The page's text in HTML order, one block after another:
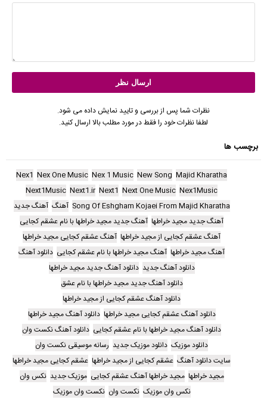
نظرات شما پس از بررسی و تایید نمایش داده می شود.
لطفا نظرات خود را فقط در مورد مطلب بالا ارسال کنید.
برچسب ها
Majid Kharatha
New Song
Nex 1 Music
Nex One Music
Nex1
Nex1Music
Next One Music
Next1
Next1.ir
Next1Music
Song Of Eshgham Kojaei From Majid Kharatha آهنگ آهنگ جدید
آهنگ جدید مجید خراطها آهنگ جدید مجید خراطها با نام عشقم کجایی
آهنگ عشقم کجایی از مجید خراطها آهنگ عشقم کجایی مجید خراطها
آهنگ مجید خراطها آهنگ مجید خراطها با نام عشقم کجایی دانلود آهنگ
دانلود آهنگ جدید دانلود آهنگ جدید مجید خراطها
دانلود آهنگ جدید مجید خراطها با نام عشق
دانلود آهنگ عشقم کجایی از مجید خراطها
دانلود آهنگ عشقم کجایی مجید خراطها دانلود آهنگ مجید خراطها
دانلود آهنگ مجید خراطها با نام عشقم کجایی دانلود آهنگ نکست وان
دانلود موزیک دانلود موزیک جدید رسانه موسیقی نکست وان
سایت دانلود آهنگ عشقم کجایی از مجید خراطها عشقم کجایی مجید خراطها
مجید خراطها مجید خراطها آهنگ عشقم کجایی موزیک جدید نکس وان
نکس وان موزیک نکست وان نکست وان موزیک